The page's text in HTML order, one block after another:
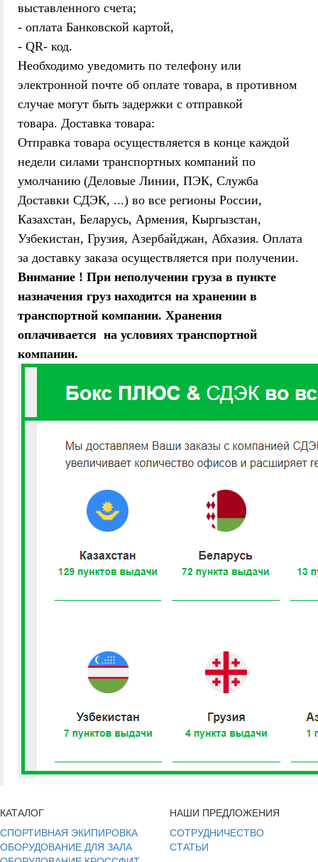
выставленного счета;
- оплата Банковской картой,
- QR- код.
Необходимо уведомить по телефону или
электронной почте об оплате товара, в противном
случае могут быть задержки с отправкой
товара. Доставка товара:
Отправка товара осуществляется в конце каждой
недели силами транспортных компаний по
умолчанию (Деловые Линии, ПЭК, Служба
Доставки СДЭК, ...) во все регионы России,
Казахстан, Беларусь, Армения, Кыргызстан,
Узбекистан, Грузия, Азербайджан, Абхазия. Оплата
за доставку заказа осуществляется при получении.
Внимание ! При неполучении груза в пункте
назначения груз находится на хранении в
транспортной компании. Хранения
оплачивается на условиях транспортной
компании.
КАТАЛОГ
СПОРТИВНАЯ ЭКИПИРОВКА
ОБОРУДОВАНИЕ ДЛЯ ЗАЛА
НАШИ ПРЕДЛОЖЕНИЯ
СОТРУДНИЧЕСТВО
СТАТЬИ